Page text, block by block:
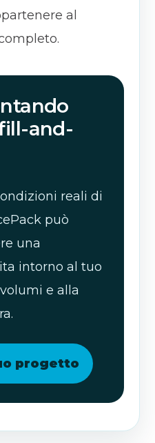
al
and-
reali di
può
una
intorno al tuo
e alla
progetto